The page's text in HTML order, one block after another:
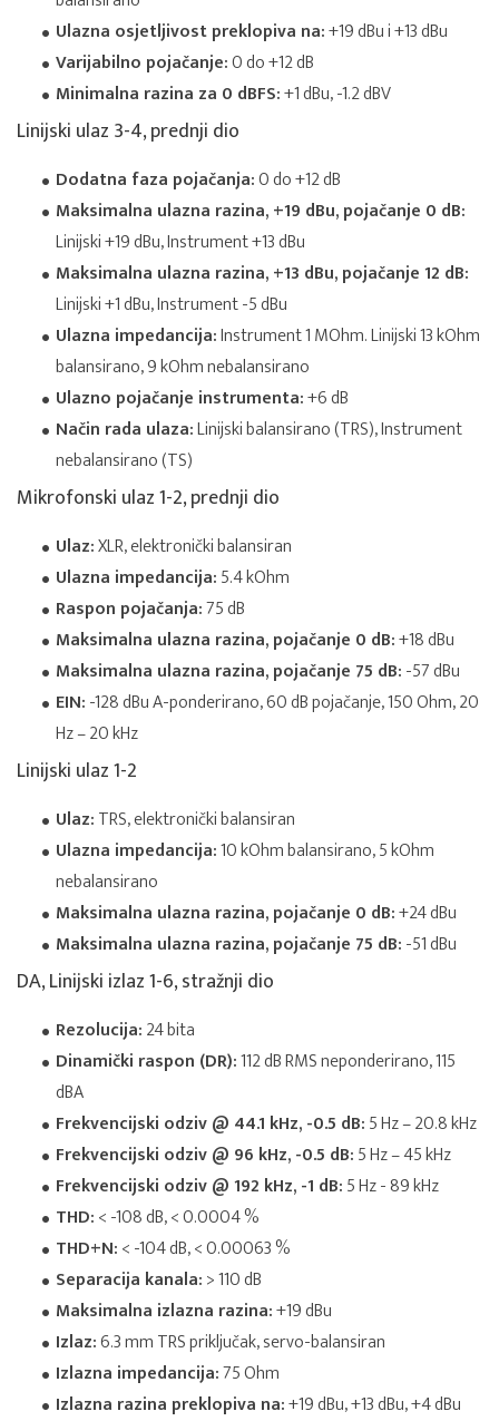
Ulazna osjetljivost preklopiva na:+19 dBu i +13 dBu
Varijabilno pojačanje:0 do +12 dB
Minimalna razina za 0 dBFS:+1 dBu, -1.2 dBV
Linijski ulaz 3-4, prednji dio
Dodatna faza pojačanja:0 do +12 dB
Maksimalna ulazna razina, +19 dBu, pojačanje 0 dB:
Linijski +19 dBu, Instrument +13 dBu
Maksimalna ulazna razina, +13 dBu, pojačanje 12 dB:
Linijski +1 dBu, Instrument -5 dBu
Ulazna impedancija:Instrument 1 MOhm. Linijski 13 kOhm
balansirano, 9 kOhm nebalansirano
Ulazno pojačanje instrumenta:+6 dB
Način rada ulaza:Linijski balansirano (TRS), Instrument
nebalansirano (TS)
Mikrofonski ulaz 1-2, prednji dio
Ulaz:XLR, elektronički balansiran
Ulazna impedancija:5.4 kOhm
Raspon pojačanja:75 dB
Maksimalna ulazna razina, pojačanje 0 dB:+18 dBu
Maksimalna ulazna razina, pojačanje 75 dB:-57 dBu
EIN:-128 dBu A-ponderirano, 60 dB pojačanje, 150 Ohm, 20
Hz – 20 kHz
Linijski ulaz 1-2
Ulaz:TRS, elektronički balansiran
Ulazna impedancija:10 kOhm balansirano, 5 kOhm
nebalansirano
Maksimalna ulazna razina, pojačanje 0 dB:+24 dBu
Maksimalna ulazna razina, pojačanje 75 dB:-51 dBu
DA, Linijski izlaz 1-6, stražnji dio
Rezolucija:24 bita
Dinamički raspon (DR):112 dB RMS neponderirano, 115
dBA
Frekvencijski odziv @ 44.1 kHz, -0.5 dB:5 Hz – 20.8 kHz
Frekvencijski odziv @ 96 kHz, -0.5 dB:5 Hz – 45 kHz
Frekvencijski odziv @ 192 kHz, -1 dB:5 Hz - 89 kHz
THD:< -108 dB, < 0.0004 %
THD+N:< -104 dB, < 0.00063 %
Separacija kanala:> 110 dB
Maksimalna izlazna razina:+19 dBu
Izlaz:6.3 mm TRS priključak, servo-balansiran
Izlazna impedancija:75 Ohm
Izlazna razina preklopiva na:+19 dBu, +13 dBu, +4 dBu